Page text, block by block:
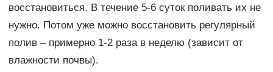
восстановиться. В течение 5-6 суток поливать их не
нужно. Потом уже можно восстановить регулярный
полив – примерно 1-2 раза в неделю (зависит от
влажности почвы).